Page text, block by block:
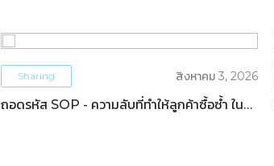
Sharing สิงหาคม 3, 2026
ถอดรหัส SOP - ความลับที่ทำให้ลูกค้าซื้อซ้ำ ใน